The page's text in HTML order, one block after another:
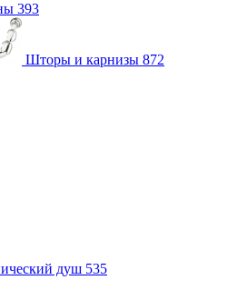
393
Шторы и карнизы 872
душ 535